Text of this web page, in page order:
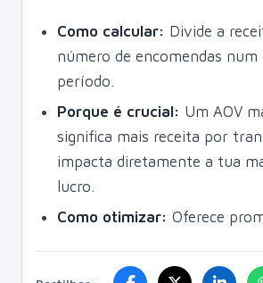
Como calcular: Divide a
número de encomendas
período.
Porque é crucial: Um AOV
significa mais receita por
impacta diretamente a tua
lucro.
Como otimizar: Oferece